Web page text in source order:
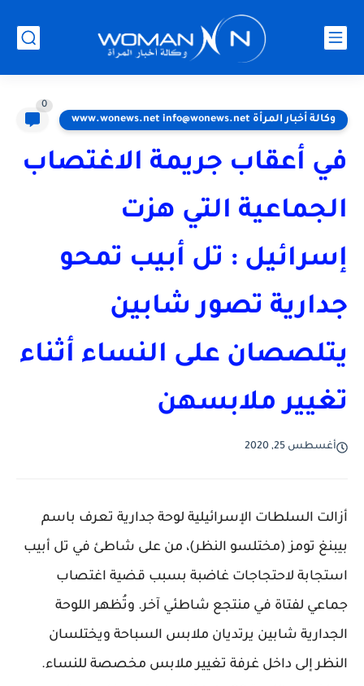
وكالة أخبار المرأة www.wonews.net info@wonews.net
0
في أعقاب جريمة الاغتصاب
الجماعية التي هزت
إسرائيل : تل أبيب تمحو
جدارية تصور شابين
يتلصصان على النساء أثناء
تغيير ملابسهن
أغسطس 25, 2020
أزالت السلطات الإسرائيلية لوحة جدارية تعرف باسم
بيبنغ تومز (مختلسو النظر)، من على شاطئ في تل أبيب
استجابة لاحتجاجات غاضبة بسبب قضية اغتصاب
جماعي لفتاة في منتجع شاطئي آخر. وتُظهر اللوحة
الجدارية شابين يرتديان ملابس السباحة ويختلسان
النظر إلى داخل غرفة تغيير ملابس مخصصة للنساء.